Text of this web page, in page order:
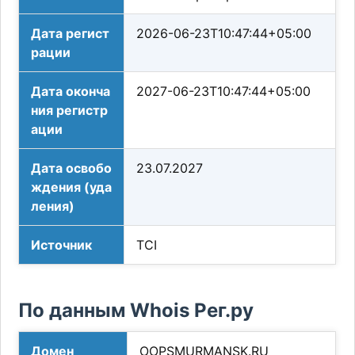
Дата регист
рации
2026-06-23T10:47:44+05:00
Дата оконча
ния регистр
ации
2027-06-23T10:47:44+05:00
Дата освобо
ждения (уда
ления)
23.07.2027
Источник TCI
По данным Whois Рег.ру
Домен OOPSMURMANSK.RU